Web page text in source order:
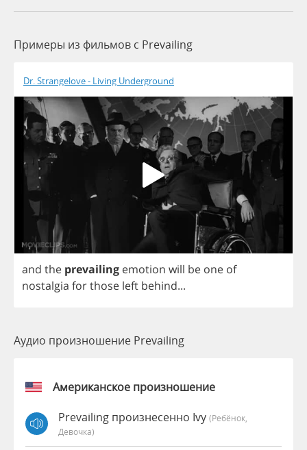
Примеры из фильмов c Prevailing
Dr. Strangelove - Living Underground
and the prevailing emotion will be one of
nostalgia forthose left behind...
Аудио произношение Prevailing
Американское произношение
Prevailing произнесенно Ivy (Ребёнок,
Девочка)